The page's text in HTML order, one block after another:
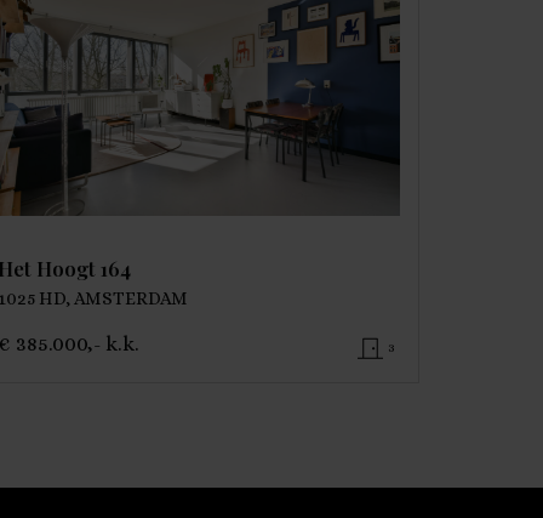
Hoogt 164
HD, AMSTERDAM
385.000,- k.k. 3